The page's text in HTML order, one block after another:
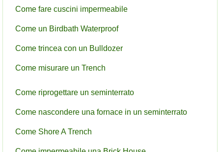
Come fare cuscini impermeabile
Come un Birdbath Waterproof
Come trincea con un Bulldozer
Come misurare un Trench
Come riprogettare un seminterrato
Come nascondere una fornace in un seminterrato
Come Shore A Trench